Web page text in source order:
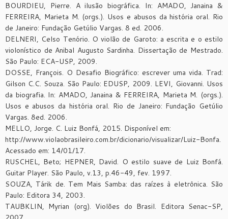
BOURDIEU, Pierre. A ilusão biográfica. In: AMADO, Janaina &
FERREIRA, Marieta M. (orgs.). Usos e abusos da história oral. Rio
de Janeiro: Fundação Getúlio Vargas. 8 ed. 2006.
DELNERI, Celso Tenório. O violão de Garoto: a escrita e o estilo
violonístico de Anibal Augusto Sardinha. Dissertação de Mestrado.
São Paulo: ECA-USP, 2009.
DOSSE, François. O Desafio Biográfico: escrever uma vida. Trad:
Gilson C.C. Souza. São Paulo: EDUSP, 2009. LEVI, Giovanni. Usos
da biografia. In: AMADO, Janaina & FERREIRA, Marieta M. (orgs.).
Usos e abusos da história oral. Rio de Janeiro: Fundação Getúlio
Vargas. 8ed. 2006.
MELLO, Jorge. C. Luiz Bonfá, 2015. Disponível em:
http://www.violaobrasileiro.com.br/dicionario/visualizar/Luiz-Bonfa.
Acessado em: 14/01/17.
RUSCHEL, Beto; HEPNER, David. O estilo suave de Luiz Bonfá.
Guitar Player. São Paulo, v.13, p.46-49, fev. 1997.
SOUZA, Tárik de. Tem Mais Samba: das raízes à eletrônica. São
Paulo: Editora 34, 2003.
TAUBKLIN, Myrian (org). Violões do Brasil. Editora Senac-SP,